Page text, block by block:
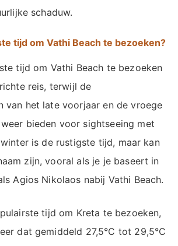
schaduw.
tijd om Vathi Beach te bezoeken?
tijd om Vathi Beach te bezoeken
reis, terwijl de
van het late voorjaar en de vroege
bieden voor sightseeing met
is de rustigste tijd, maar kan
zijn, vooral als je je baseert in
Agios Nikolaos nabij Vathi Beach.
tijd om Kreta te bezoeken,
dat gemiddeld 27,5°C tot 29,5°C